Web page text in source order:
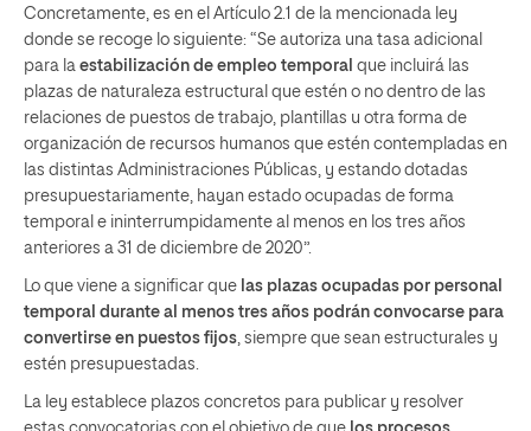
Concretamente, es en el Artículo 2.1 de la mencionada ley
donde se recoge lo siguiente: “Se autoriza una tasa adicional
para la estabilización de empleo temporal que incluirá las
plazas de naturaleza estructural que estén o no dentro de las
relaciones de puestos de trabajo, plantillas u otra forma de
organización de recursos humanos que estén contempladas en
las distintas Administraciones Públicas, y estando dotadas
presupuestariamente, hayan estado ocupadas de forma
temporal e ininterrumpidamente al menos en los tres años
anteriores a 31 de diciembre de 2020”.
Lo que viene a significar que las plazas ocupadas por personal
temporal durante al menos tres años podrán convocarse para
convertirse en puestos fijos , siempre que sean estructurales y
estén presupuestadas.
La ley establece plazos concretos para publicar y resolver